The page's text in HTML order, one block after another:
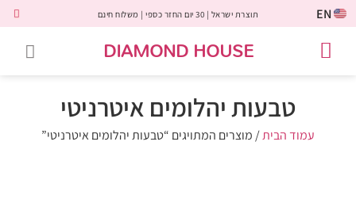
EN תוצרת ישראל | 30 יום החזר כספי | משלוח חינם
DIAMOND HOUSE
טבעות יהלומים איטרניטי
עמוד הבית/ מוצרים המתויגים “טבעות יהלומים איטרניטי”